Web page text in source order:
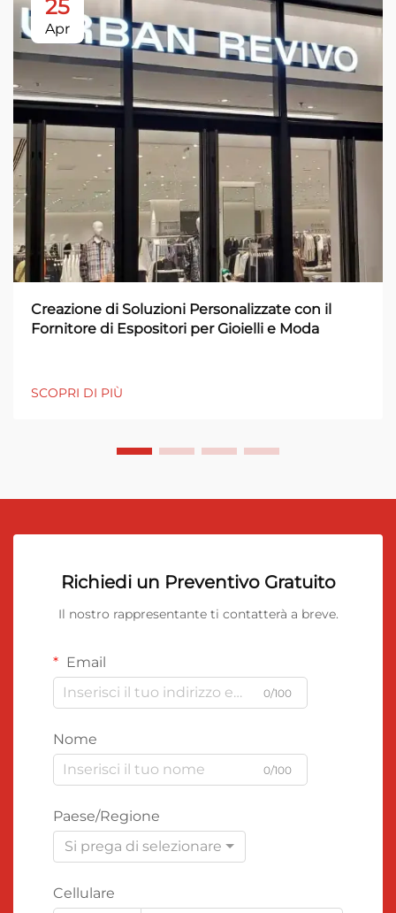
25
Apr
Creazione di Soluzioni Personalizzate con il
Fornitore di Espositori per Gioielli e Moda
SCOPRI DI PIÙ
Richiedi un Preventivo Gratuito
Il nostro rappresentante ti contatterà a breve.
Email
0/100
Nome
0/100
Paese/Regione
Si prega di selezionare
Cellulare